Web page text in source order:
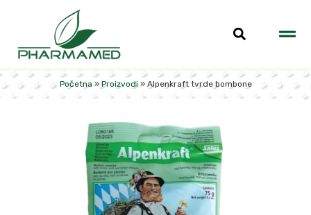
Početna » Proizvodi» Alpenkraft tvrde bombone